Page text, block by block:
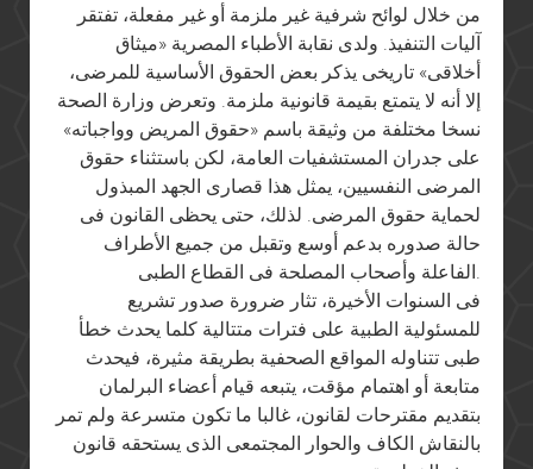
من خلال لوائح شرفية غير ملزمة أو غير مفعلة، تفتقر
آليات التنفيذ. ولدى نقابة الأطباء المصرية «ميثاق
أخلاقى» تاريخى يذكر بعض الحقوق الأساسية للمرضى،
إلا أنه لا يتمتع بقيمة قانونية ملزمة. وتعرض وزارة الصحة
نسخا مختلفة من وثيقة باسم «حقوق المريض وواجباته»
على جدران المستشفيات العامة، لكن باستثناء حقوق
المرضى النفسيين، يمثل هذا قصارى الجهد المبذول
لحماية حقوق المرضى. لذلك، حتى يحظى القانون فى
حالة صدوره بدعم أوسع وتقبل من جميع الأطراف
الفاعلة وأصحاب المصلحة فى القطاع الطبى.
فى السنوات الأخيرة، تثار ضرورة صدور تشريع
للمسئولية الطبية على فترات متتالية كلما يحدث خطأ
طبى تتناوله المواقع الصحفية بطريقة مثيرة، فيحدث
متابعة أو اهتمام مؤقت، يتبعه قيام أعضاء البرلمان
بتقديم مقترحات لقانون، غالبا ما تكون متسرعة ولم تمر
بالنقاش الكاف والحوار المجتمعى الذى يستحقه قانون